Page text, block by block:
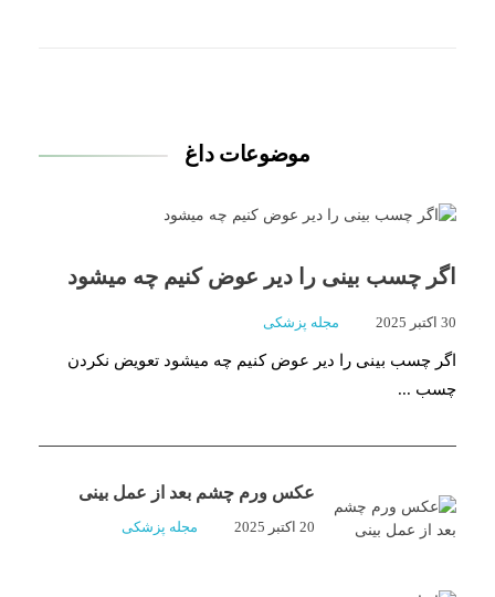
موضوعات داغ
اگر چسب بینی را دیر عوض کنیم چه میشود
30 اکتبر 2025 مجله پزشکی
اگر چسب بینی را دیر عوض کنیم چه میشود تعویض نکردن
چسب ...
عکس ورم چشم بعد از عمل بینی
20 اکتبر 2025 مجله پزشکی